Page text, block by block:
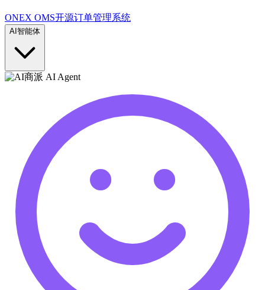
ONEX OMS开源订单管理系统
AI智能体
商派 AI Agent